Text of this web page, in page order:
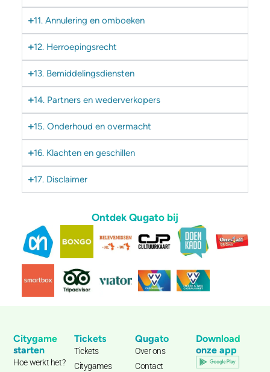
11. Annulering en omboeken
12. Herroepingsrecht
13. Bemiddelingsdiensten
14. Partners en wederverkopers
15. Onderhoud en overmacht
16. Klachten en geschillen
17. Disclaimer
Ontdek Qugato bij
Citygame
starten
Hoe werkt het?
Tickets
Tickets
Citygames
Qugato
Over ons
Contact
Download
onze app